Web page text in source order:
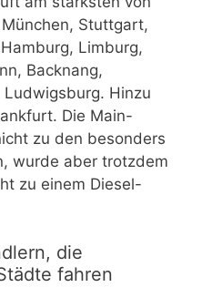
Stuttgart,
Limburg,
Backnang,
Hinzu
Die Main-
zu den besonders
wurde aber trotzdem
zu einem Diesel-
die
fahren